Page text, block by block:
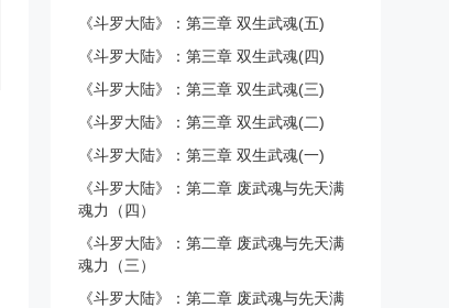
《斗罗大陆》：第三章 双生武魂(五)
《斗罗大陆》：第三章 双生武魂(四)
《斗罗大陆》：第三章 双生武魂(三)
《斗罗大陆》：第三章 双生武魂(二)
《斗罗大陆》：第三章 双生武魂(一)
《斗罗大陆》：第二章 废武魂与先天满
魂力（四）
《斗罗大陆》：第二章 废武魂与先天满
魂力（三）
《斗罗大陆》：第二章 废武魂与先天满